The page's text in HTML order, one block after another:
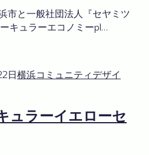
市と一般社団法人『セヤミツ
キュラーエコノミーpl…
日横浜コミュニティデザイ
ュラーイエローセ